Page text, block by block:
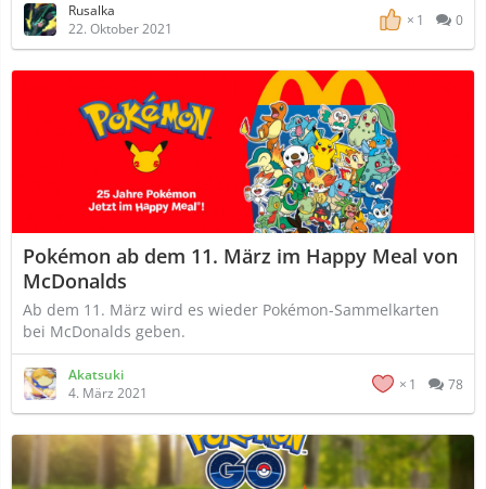
Rusalka
22. Oktober 2021
1 0
Pokémon ab dem 11. März im Happy Meal von
McDonalds
Ab dem 11. März wird es wieder Pokémon-Sammelkarten
bei McDonalds geben.
Akatsuki
4. März 2021
1 78